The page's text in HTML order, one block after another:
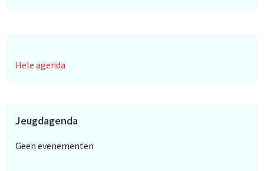
Hele agenda
Jeugdagenda
Geen evenementen